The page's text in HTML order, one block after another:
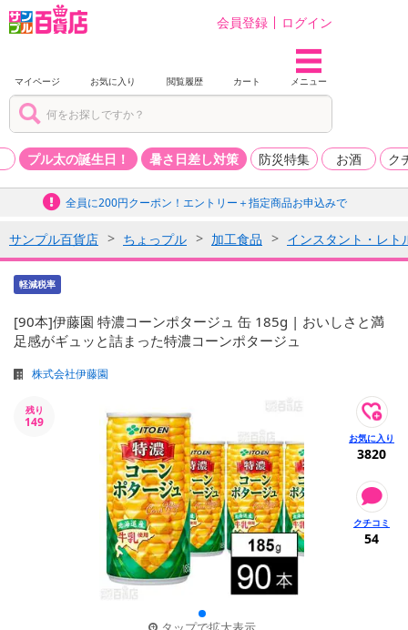
会員登録 ログイン
マイページ お気に入り 閲覧履歴 カート メニュー
プル太の誕生日！ 暑さ日差し対策 防災特集 お酒 ク
全員に200円クーポン！エントリー＋指定商品お申込みで
サンプル百貨店 ちょっプル 加工食品 インスタント・レト
軽減税率
[90本]伊藤園 特濃コーンポタージュ 缶 185g | おいしさと満
足感がギュッと詰まった特濃コーンポタージュ
株式会社伊藤園
残り
149
3820
54